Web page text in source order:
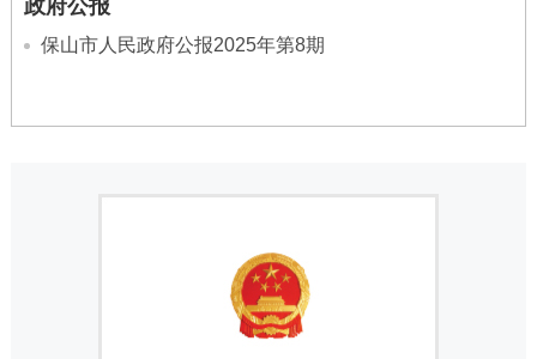
政府公报
保山市人民政府公报2025年第8期